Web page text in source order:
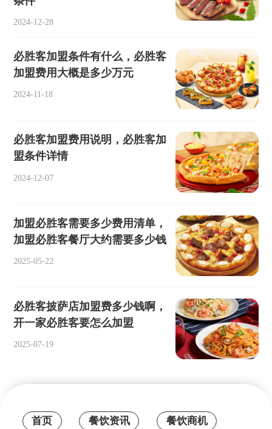
2024-12-28
必胜客加盟条件有什么，必胜客
加盟费用大概是多少万元
2024-11-18
必胜客加盟费用说明，必胜客加
盟条件详情
2024-12-07
加盟必胜客需要多少费用清单，
加盟必胜客餐厅大约需要多少钱
2025-05-22
必胜客披萨店加盟费多少钱啊，
开一家必胜客要怎么加盟
2025-07-19
首页 餐饮资讯 餐饮商机